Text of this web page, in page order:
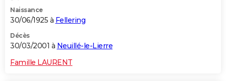
Naissance
30/06/1925 à Fellering
Décès
30/03/2001 à Neuillé-le-Lierre
Famille LAURENT